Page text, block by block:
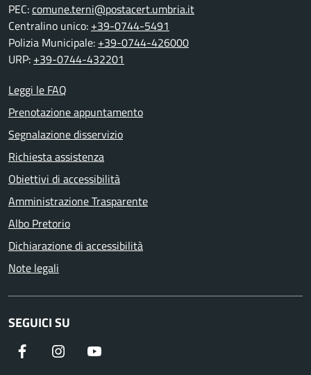
PEC:comune.terni@postacert.umbria.it
Centralino unico: +39-0744-5491
Polizia Municipale: +39-0744-426000
URP: +39-0744-432201
Leggi le FAQ
Prenotazione appuntamento
Segnalazione disservizio
Richiesta assistenza
Obiettivi di accessibilità
Amministrazione Trasparente
Albo Pretorio
Dichiarazione di accessibilità
Note legali
SEGUICI SU